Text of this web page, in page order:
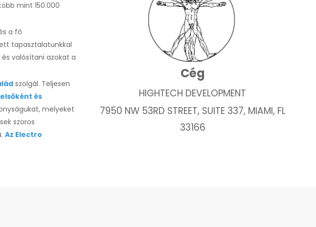
mint 150.000
a fő
tapasztalatunkkal
valósítani azokat a
szolgál. Teljesen
és
melyeket
szoros
Az Electro
Cég
HIGHTECH DEVELOPMENT
7950 NW 53RD STREET, SUITE 337, MIAMI, FL
33166